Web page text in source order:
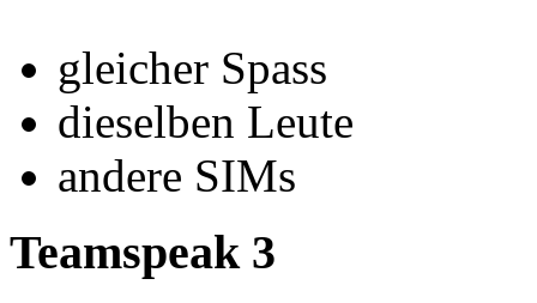
gleicher Spass
dieselben Leute
andere SIMs
Teamspeak 3